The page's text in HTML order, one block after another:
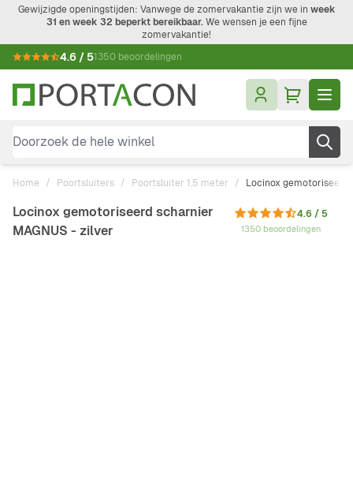
Ga naar de inhoud
Gewijzigde openingstijden: Vanwege de zomervakantie zijn we in week
31 en week 32 beperkt bereikbaar.We wensen je een fijne
zomervakantie!
4.6 / 51350 beoordelingen
Doorzoek de hele winkel
Home / Poortsluiters / Poortsluiter 1.5 meter / Locinox gemotoriseerd
Locinox gemotoriseerd scharnier
MAGNUS - zilver
4.6 / 5
1350 beoordelingen